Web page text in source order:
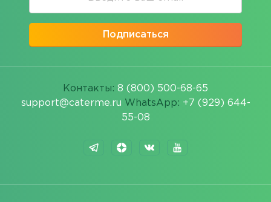
Подписаться
Контакты: 8 (800) 500-68-65
support@caterme.ru WhatsApp: +7 (929) 644-
55-08